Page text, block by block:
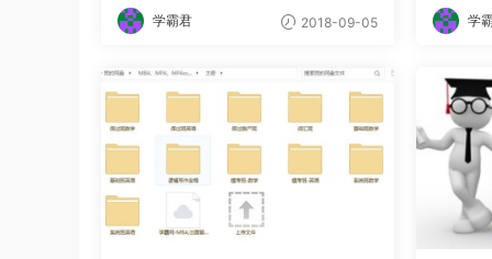
学霸君 2018-09-05 学